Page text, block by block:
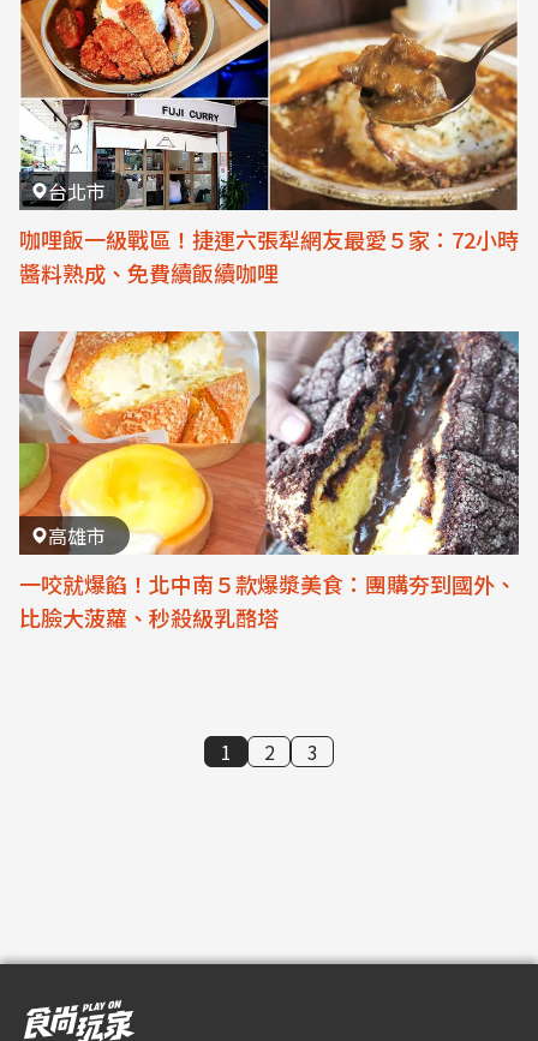
台北市
咖哩飯一級戰區！捷運六張犁網友最愛５家：72小時
醬料熟成、免費續飯續咖哩
高雄市
一咬就爆餡！北中南５款爆漿美食：團購夯到國外、
比臉大菠蘿、秒殺級乳酪塔
1 2 3